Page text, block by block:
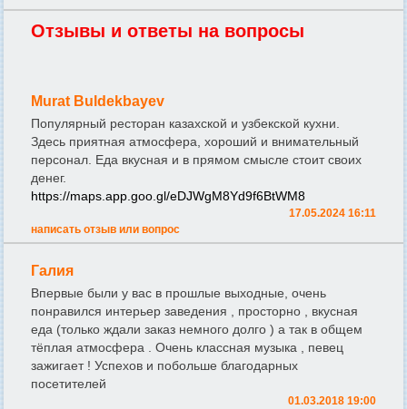
Отзывы и ответы на вопросы
Murat Buldekbayev
Популярный ресторан казахской и узбекской кухни.
Здесь приятная атмосфера, хороший и внимательный
персонал. Еда вкусная и в прямом смысле стоит своих
денег.
https://maps.app.goo.gl/eDJWgM8Yd9f6BtWM8
17.05.2024 16:11
написать отзыв или вопрос
Галия
Впервые были у вас в прошлые выходные, очень
понравился интерьер заведения , просторно , вкусная
еда (только ждали заказ немного долго ) а так в общем
тёплая атмосфера . Очень классная музыка , певец
зажигает ! Успехов и побольше благодарных
посетителей
01.03.2018 19:00